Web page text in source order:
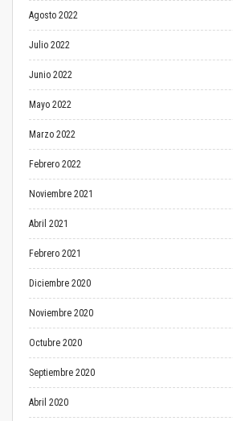
Agosto 2022
Julio 2022
Junio 2022
Mayo 2022
Marzo 2022
Febrero 2022
Noviembre 2021
Abril 2021
Febrero 2021
Diciembre 2020
Noviembre 2020
Octubre 2020
Septiembre 2020
Abril 2020